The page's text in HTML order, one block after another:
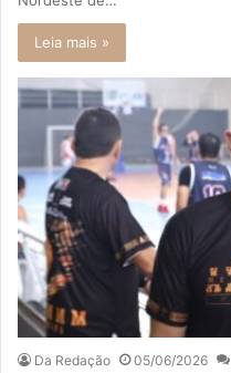
Leia mais »
Da Redação 05/06/2026